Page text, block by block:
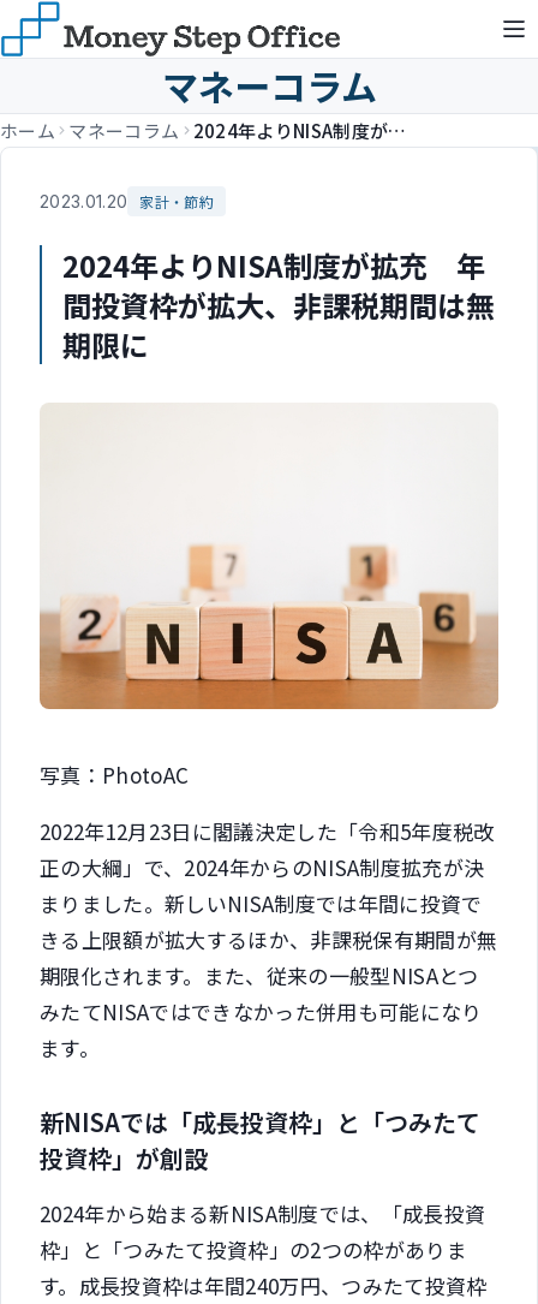
マネーコラム
ホーム マネーコラム 2024年よりNISA制度が拡充 年間投資枠が拡大、非課税期間は無期限に
2023.01.20 家計・節約
2024年よりNISA制度が拡充 年
間投資枠が拡大、非課税期間は無
期限に
写真：PhotoAC
2022年12月23日に閣議決定した「令和5年度税改
正の大綱」で、2024年からのNISA制度拡充が決
まりました。新しいNISA制度では年間に投資で
きる上限額が拡大するほか、非課税保有期間が無
期限化されます。また、従来の一般型NISAとつ
みたてNISAではできなかった併用も可能になり
ます。
新NISAでは「成長投資枠」と「つみたて
投資枠」が創設
2024年から始まる新NISA制度では、「成長投資
枠」と「つみたて投資枠」の2つの枠がありま
す。成長投資枠は年間240万円、つみたて投資枠